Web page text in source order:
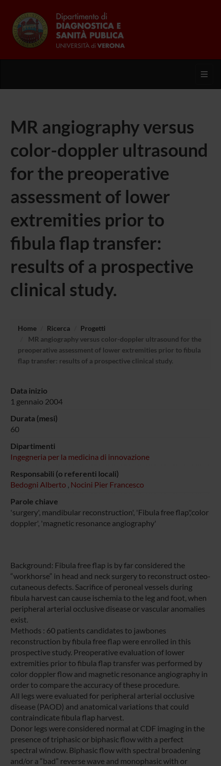
MR angiography versus
color-doppler ultrasound
for the preoperative
assessment of lower
extremities prior to
fibula flap transfer:
results of a prospective
clinical study.
Home Ricerca
Progetti
MR angiography versus color-doppler ultrasound for the
preoperative assessment of lower extremities prior to fibula
flap transfer: results of a prospective clinical study.
Data inizio
1 gennaio 2004
Durata (mesi)
60
Dipartimenti
Ingegneria per la medicina di innovazione
Responsabili (o referenti locali)
Bedogni Alberto , Nocini Pier Francesco
Parole chiave
'surgery', mandibular reconstruction', 'Fibula free flap','color
doppler', 'magnetic resonance angiography'
Background: Fibula free flap is by far considered the
“workhorse” in head and neck surgery to reconstruct osteo-
cutaneous defects. Sacrifice of peroneal vessels during
fibula harvest can cause ischemia to the leg and foot, when
peripheral arterial occlusive disease or vascular anomalies
exist.
Methods : 60 patients candidates to jawbones
reconstruction by fibula free flap were enrolled in this
prospective study. Preoperative evaluation of lower
extremities prior to fibula flap transfer was performed by
color doppler flow and magnetic resonance angiography in
order to compare the accuracy of these procedure.
All legs were evaluated for peripheral arterial occlusive
disease (PAOD) and anatomical variations that could
contraindicate fibula flap harvest.
Donor legs were considered normal at CDF imaging in the
presence of triphasic or biphasic flow with a perfect
spectral window. Biphasic flow with spectral broadening
and/or a “bad” reverse wave and monophasic with or